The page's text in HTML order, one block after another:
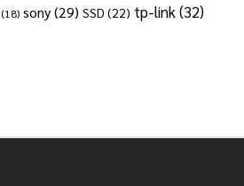
(18) sony(29) SSD (22) tp-link(32)